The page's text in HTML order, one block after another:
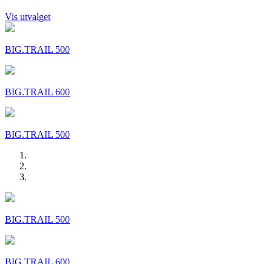
Vis utvalget
BIG.TRAIL 500
BIG.TRAIL 600
BIG.TRAIL 500
BIG.TRAIL 500
BIG.TRAIL 600